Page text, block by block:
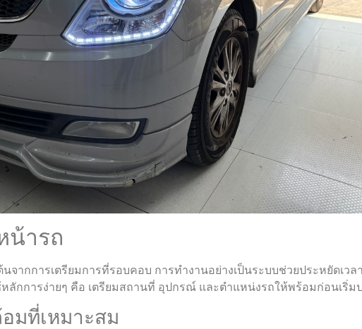
น้ารถ
จากการเตรียมการที่รอบคอบ การทำงานอย่างเป็นระบบช่วยประหยัดเวล
ลักการง่ายๆ คือ เตรียมสถานที่ อุปกรณ์ และตำแหน่งรถให้พร้อมก่อนเริ่ม
มที่เหมาะสม